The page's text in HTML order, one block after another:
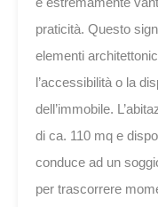
praticità. Questo
elementi
l’accessibilità o la
dell’immobile.
di ca. 110 mq e
conduce ad un
per trascorrere